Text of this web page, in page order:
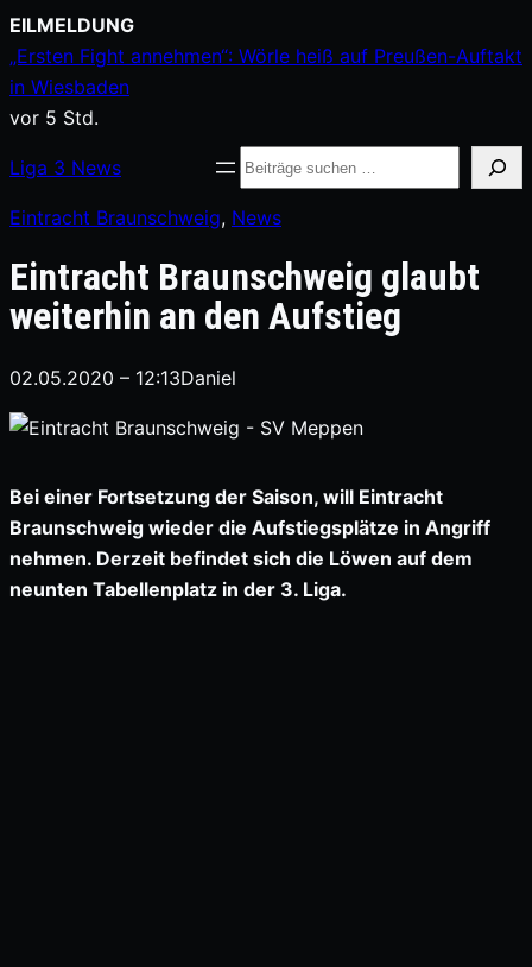
Zum
Inhalt
springen
EILMELDUNG
„Ersten Fight annehmen“: Wörle heiß auf Preußen-Auftakt
in Wiesbaden
vor 5 Std.
Liga 3 News Suche
Eintracht Braunschweig, News
Eintracht Braunschweig glaubt
weiterhin an den Aufstieg
02.05.2020 – 12:13Daniel
Bei einer Fortsetzung der Saison, will Eintracht
Braunschweig wieder die Aufstiegsplätze in Angriff
nehmen. Derzeit befindet sich die Löwen auf dem
neunten Tabellenplatz in der 3. Liga.